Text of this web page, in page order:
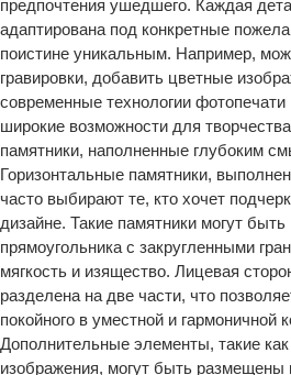
предпочтения ушедшего. Каждая
адаптирована под конкретные
поистине уникальным. Например,
гравировки, добавить цветные
современные технологии
широкие возможности для
памятники, наполненные глубоким
Горизонтальные памятники,
часто выбирают те, кто хочет
дизайне. Такие памятники могут
прямоугольника с закругленными
мягкость и изящество. Лицевая
разделена на две части, что
покойного в уместной и гармоничной
Дополнительные элементы, такие
изображения, могут быть размещены